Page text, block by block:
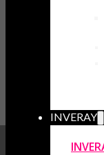
INVERAY